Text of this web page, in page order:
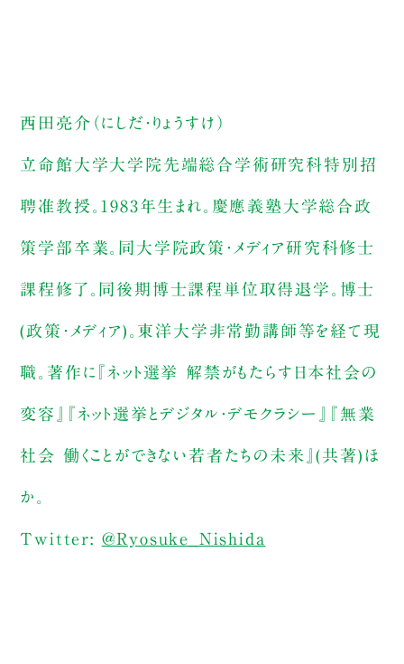
西田亮介（にしだ・りょうすけ）
立命館大学大学院先端総合学術研究科特別招
聘准教授。1983年生まれ。慶應義塾大学総合政
策学部卒業。同大学院政策・メディア研究科修士
課程修了。同後期博士課程単位取得退学。博士
(政策・メディア)。東洋大学非常勤講師等を経て現
職。著作に『ネット選挙 解禁がもたらす日本社会の
変容』『ネット選挙とデジタル・デモクラシー』『無業
社会 働くことができない若者たちの未来』(共著)ほ
か。
Twitter: @Ryosuke_Nishida